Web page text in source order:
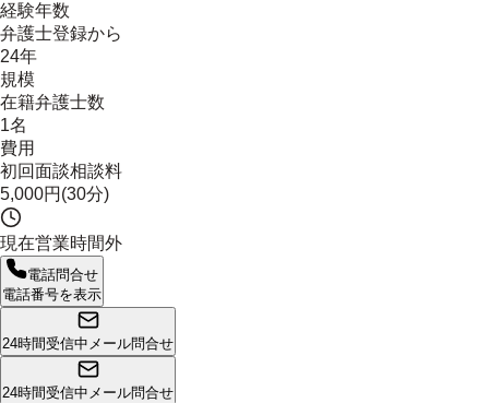
経験年数
弁護士登録から
24年
規模
在籍弁護士数
1名
費用
初回面談相談料
5,000円(30分)
現在営業時間外
電話問合せ
電話番号を表示
24時間受信中 メール問合せ
24時間受信中 メール問合せ